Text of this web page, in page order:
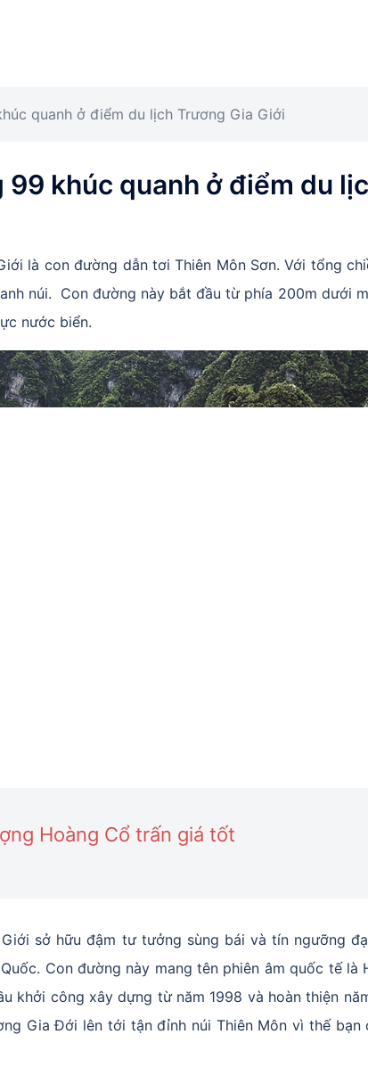
quanh ở điểm du lịch Trương Gia Giới
khúc quanh ở điểm du
là con đường dẫn tơi Thiên Môn Sơn. Với tổng
núi. Con đường này bắt đầu từ phía 200m dưới
nước biển.
Hoàng Cổ trấn giá tốt
sở hữu đậm tư tưởng sùng bái và tín ngưỡng
Con đường này mang tên phiên âm quốc tế là
khởi công xây dựng từ năm 1998 và hoàn thiện
Gia Đới lên tới tận đỉnh núi Thiên Môn vì thế